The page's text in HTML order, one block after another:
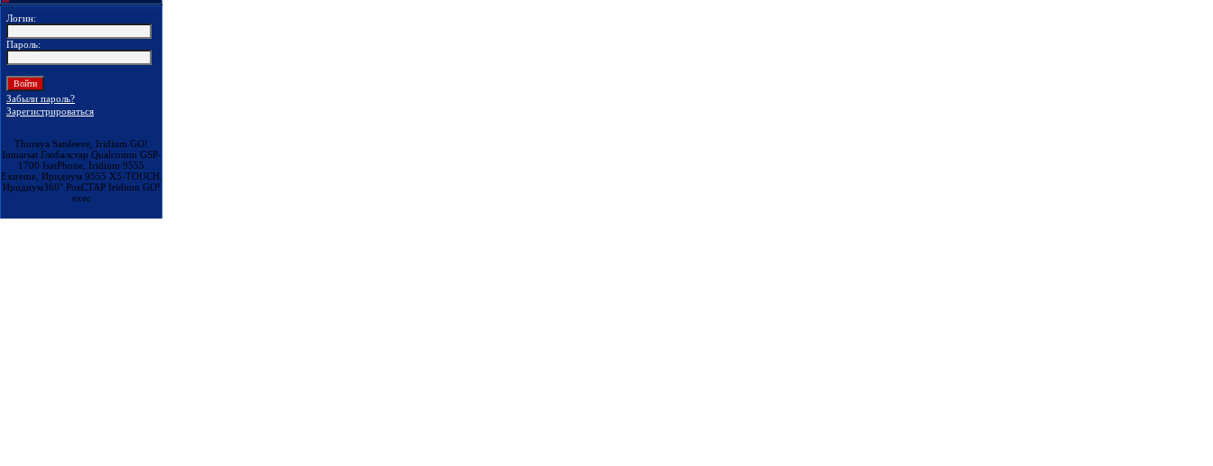
Логин:
Пароль:
Забыли пароль?
Зарегистрироваться
Thuraya Satsleeve, Iridium GO!
Inmarsat Глобалстар Qualcomm GSP-
1700 IsatPhone, Iridium 9555
Extreme, Иридиум 9555 X5-TOUCH,
Иридиум360° РокСТАР Iridium GO!
exec